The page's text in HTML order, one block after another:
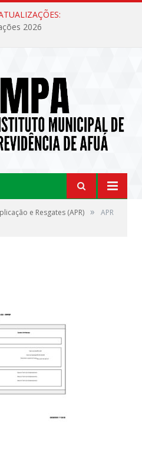
2026
e Resgates (APR) »
APR